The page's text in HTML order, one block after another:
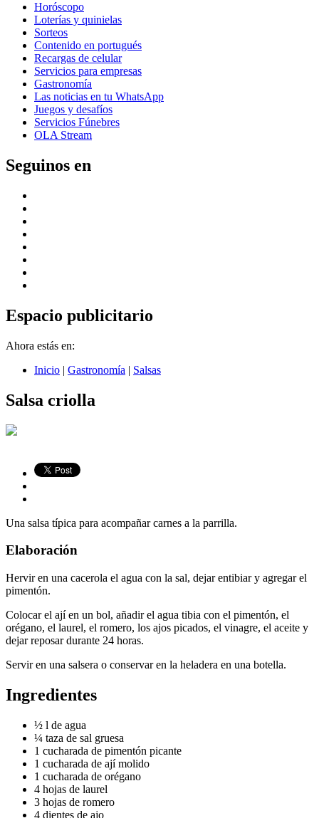
Horóscopo
Loterías y quinielas
Sorteos
Contenido en portugués
Recargas de celular
Servicios para empresas
Gastronomía
Las noticias en tu WhatsApp
Juegos y desafíos
Servicios Fúnebres
OLA Stream
Seguinos en
Espacio publicitario
Ahora estás en:
Inicio | Gastronomía | Salsas
Salsa criolla
Una salsa típica para acompañar carnes a la parrilla.
Elaboración
Hervir en una cacerola el agua con la sal, dejar entibiar y agregar el
pimentón.
Colocar el ají en un bol, añadir el agua tibia con el pimentón, el
orégano, el laurel, el romero, los ajos picados, el vinagre, el aceite y
dejar reposar durante 24 horas.
Servir en una salsera o conservar en la heladera en una botella.
Ingredientes
½ l de agua
¼ taza de sal gruesa
1 cucharada de pimentón picante
1 cucharada de ají molido
1 cucharada de orégano
4 hojas de laurel
3 hojas de romero
4 dientes de ajo